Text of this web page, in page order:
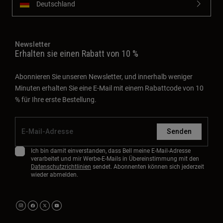
Deutschland
Newsletter
Erhalten sie einen Rabatt von 10 %
Abonnieren Sie unseren Newsletter, und innerhalb weniger
Minuten erhalten Sie eine E-Mail mit einem Rabattcode von 10
% für Ihre erste Bestellung.
Senden
Ich bin damit einverstanden, dass Bell meine E-Mail-Adresse
verarbeitet und mir Werbe-E-Mails in Übereinstimmung mit den
Datenschutzrichtlinien sendet. Abonnenten können sich jederzeit
wieder abmelden.